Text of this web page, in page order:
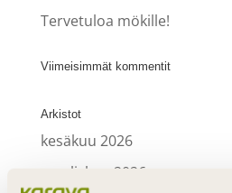
Tervetuloa mökille!
Viimeisimmät kommentit
Arkistot
kesäkuu 2026
maaliskuu 2026